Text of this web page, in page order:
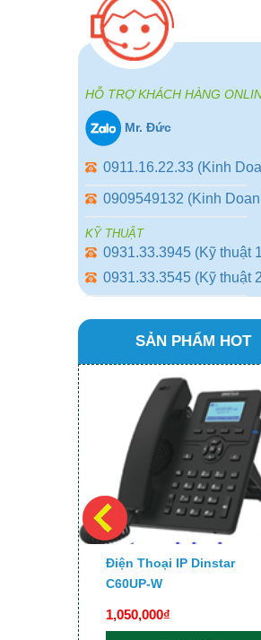
HỖ TRỢ KHÁCH HÀNG
Mr. Đức
0911.16.22.33 (Kinh
0909549132 (Kinh
KỸ THUẬT
0931.33.3945 (Kỹ thuật
0931.33.3545 (Kỹ thuật
SẢN PHẨM HOT
Điện Thoại IP Dinstar
C60UP-W
1,050,000₫